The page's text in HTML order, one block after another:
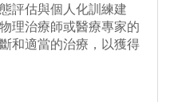
評估與個人化訓練建
理治療師或醫療專家的
和適當的治療，以獲得